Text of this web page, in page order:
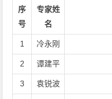
序
号
专家姓
名
1 冷永刚
2 谭建平
3 袁锐波